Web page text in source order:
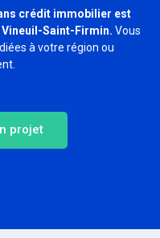
crédit immobilier est
Saint-Firmin. Vous
à votre région ou
projet